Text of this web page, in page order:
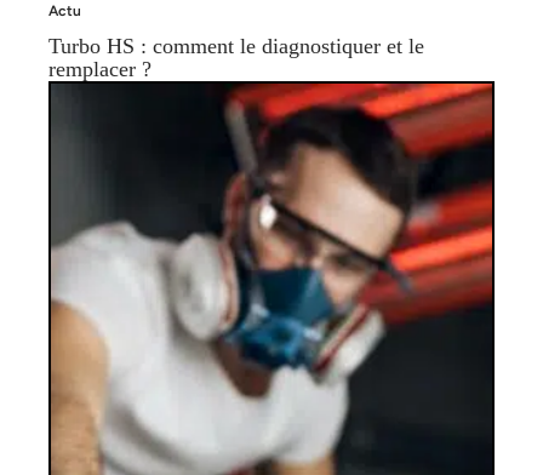
Actu
Turbo HS : comment le diagnostiquer et le
remplacer ?